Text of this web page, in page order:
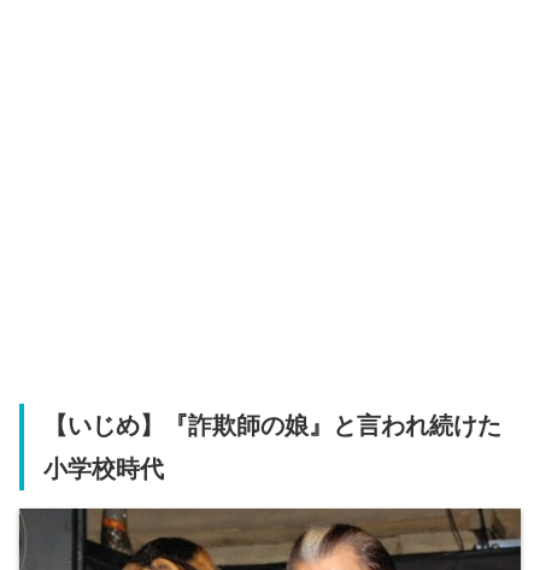
【いじめ】『詐欺師の娘』と言われ続けた
小学校時代